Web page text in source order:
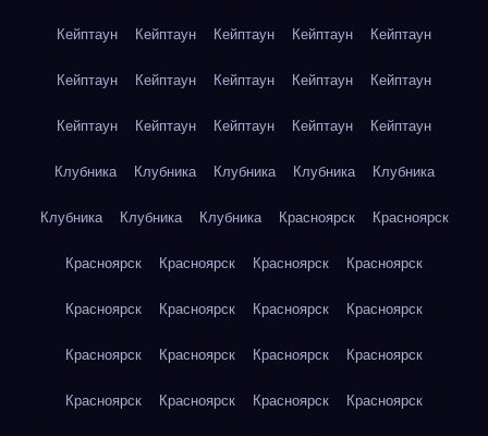
Кейптаун Кейптаун Кейптаун Кейптаун Кейптаун
Кейптаун Кейптаун Кейптаун Кейптаун Кейптаун
Кейптаун Кейптаун Кейптаун Кейптаун Кейптаун
Клубника Клубника Клубника Клубника Клубника
Клубника Клубника Клубника Красноярск Красноярск
Красноярск Красноярск Красноярск Красноярск
Красноярск Красноярск Красноярск Красноярск
Красноярск Красноярск Красноярск Красноярск
Красноярск Красноярск Красноярск Красноярск